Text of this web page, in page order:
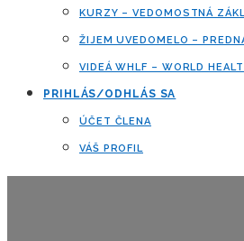
KURZY – VEDOMOSTNÁ
ŽIJEM UVEDOMELO –
VIDEÁ WHLF – WORLD
PRIHLÁS/ODHLÁS SA
ÚČET ČLENA
VÁŠ PROFIL